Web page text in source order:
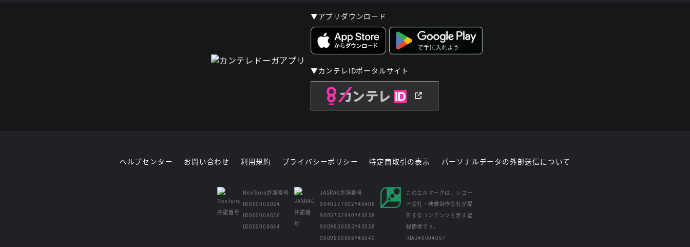
▼アプリダウンロード
▼カンテレIDポータルサイト
ヘルプセンター お問い合わせ 利用規約 プライバシーポリシー 特定商取引の表示 パーソナルデータの外部送信について
NexTone許諾番号
ID000003024
ID000008626
ID000008644
JASRAC許諾番号
9040177002Y45408
9005732040Y45038
9009830085Y45038
9009830086Y45040
このエルマークは、レコー
ド会社・映像制作会社が提
供するコンテンツを示す登
録商標です。
RIAJ40004007